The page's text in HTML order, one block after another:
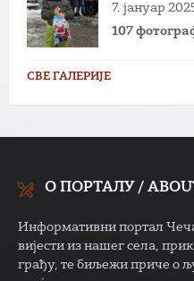
7. јануар
107
СВЕ ГАЛЕРИЈЕ
О ПОРТАЛУ /
Информативни портал
вијести из нашег села,
грађу, те биљежи приче о